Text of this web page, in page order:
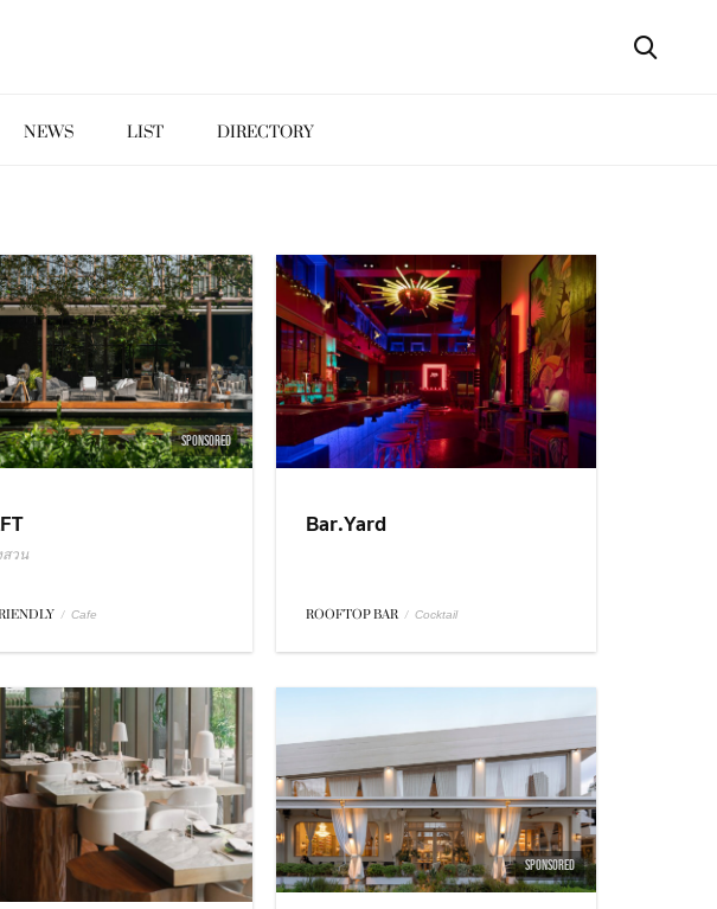
NEWS LIST DIRECTORY
SPONSORED
สวน
/ Cafe
Bar.Yard
ROOFTOP BAR / Cocktail
SPONSORED